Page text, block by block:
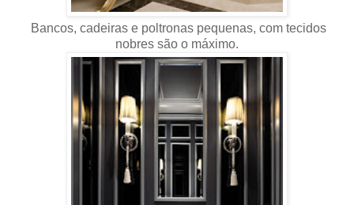
Bancos, cadeiras e poltronas pequenas, com tecidos
nobres são o máximo.